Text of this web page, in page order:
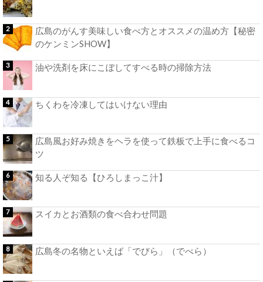
広島のがんす美味しい食べ方とオススメの温め方【秘密
のケンミンSHOW】
油や洗剤を床にこぼしてすべる時の掃除方法
ちくわを冷凍してはいけない理由
広島風お好み焼きをヘラを使って鉄板で上手に食べるコ
ツ
知る人ぞ知る【ひろしまっこ汁】
スイカとお酒類の食べ合わせ問題
広島冬の名物といえば「でびら」（でべら）